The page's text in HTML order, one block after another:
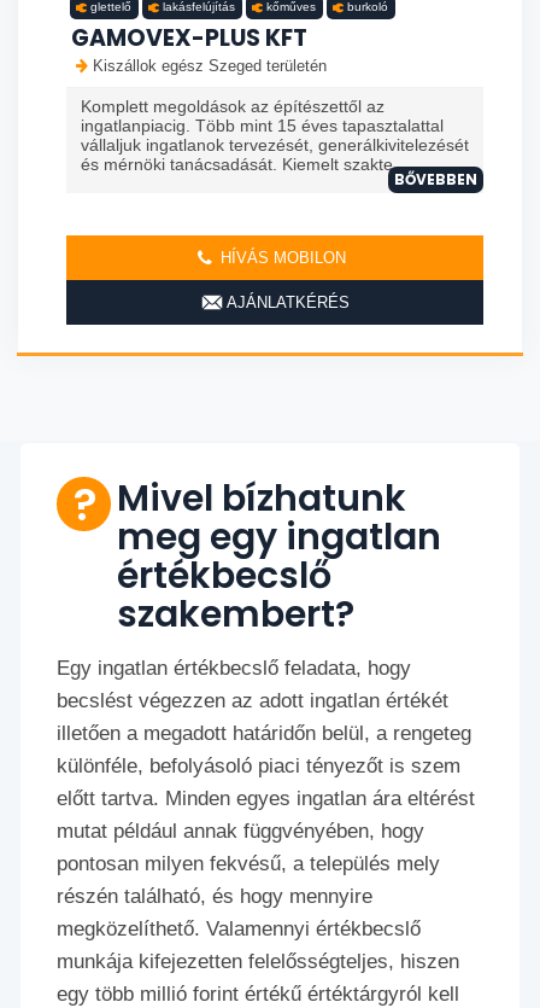
glettelő lakásfelújítás kőműves burkoló
GAMOVEX-PLUS KFT
Kiszállok egész Szeged területén
Komplett megoldások az építészettől az
ingatlanpiacig. Több mint 15 éves tapasztalattal
vállaljuk ingatlanok tervezését, generálkivitelezését
és mérnöki tanácsadását. Kiemelt szakte...
BŐVEBBEN
HÍVÁS MOBILON
AJÁNLATKÉRÉS
Mivel bízhatunk
meg egy ingatlan
értékbecslő
szakembert?
Egy ingatlan értékbecslő feladata, hogy
becslést végezzen az adott ingatlan értékét
illetően a megadott határidőn belül, a rengeteg
különféle, befolyásoló piaci tényezőt is szem
előtt tartva. Minden egyes ingatlan ára eltérést
mutat például annak függvényében, hogy
pontosan milyen fekvésű, a település mely
részén található, és hogy mennyire
megközelíthető. Valamennyi értékbecslő
munkája kifejezetten felelősségteljes, hiszen
egy több millió forint értékű értéktárgyról kell